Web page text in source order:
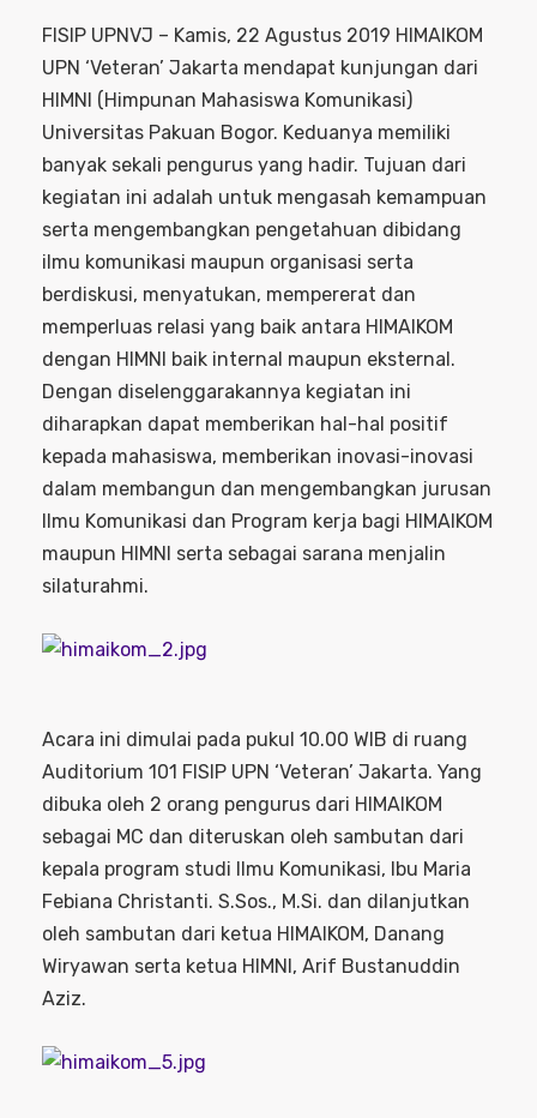
FISIP UPNVJ – Kamis, 22 Agustus 2019 HIMAIKOM
UPN ‘Veteran’ Jakarta mendapat kunjungan dari
HIMNI (Himpunan Mahasiswa Komunikasi)
Universitas Pakuan Bogor. Keduanya memiliki
banyak sekali pengurus yang hadir. Tujuan dari
kegiatan ini adalah untuk mengasah kemampuan
serta mengembangkan pengetahuan dibidang
ilmu komunikasi maupun organisasi serta
berdiskusi, menyatukan, mempererat dan
memperluas relasi yang baik antara HIMAIKOM
dengan HIMNI baik internal maupun eksternal.
Dengan diselenggarakannya kegiatan ini
diharapkan dapat memberikan hal-hal positif
kepada mahasiswa, memberikan inovasi-inovasi
dalam membangun dan mengembangkan jurusan
Ilmu Komunikasi dan Program kerja bagi HIMAIKOM
maupun HIMNI serta sebagai sarana menjalin
silaturahmi.
Acara ini dimulai pada pukul 10.00 WIB di ruang
Auditorium 101 FISIP UPN ‘Veteran’ Jakarta. Yang
dibuka oleh 2 orang pengurus dari HIMAIKOM
sebagai MC dan diteruskan oleh sambutan dari
kepala program studi Ilmu Komunikasi, Ibu Maria
Febiana Christanti. S.Sos., M.Si. dan dilanjutkan
oleh sambutan dari ketua HIMAIKOM, Danang
Wiryawan serta ketua HIMNI, Arif Bustanuddin
Aziz.